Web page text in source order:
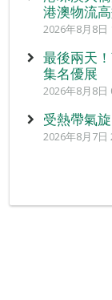
港澳物流
2026年8月8日
最後兩天
集名優展
2026年8月8日
受熱帶氣
2026年8月7日